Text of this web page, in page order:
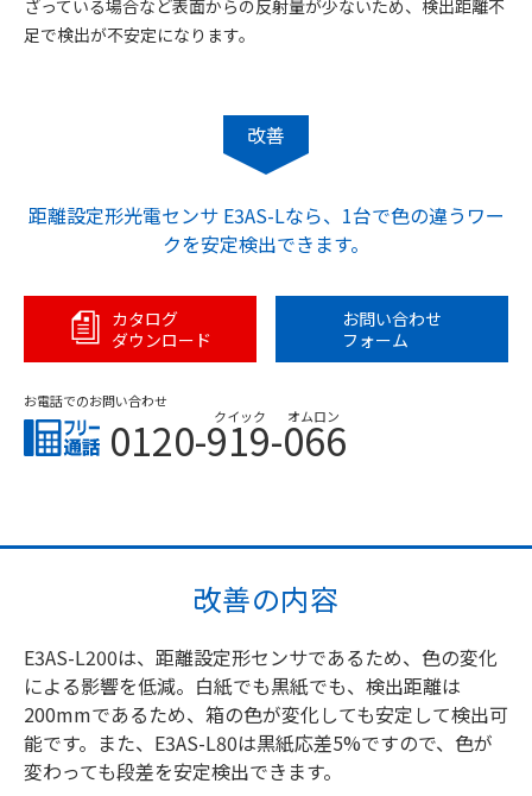
ざっている場合など表面からの反射量が少ないため、検出距離不
足で検出が不安定になります。
改善
距離設定形光電センサ E3AS-Lなら、1台で色の違うワー
クを安定検出できます。
カタログ
ダウンロード
お問い合わせ
フォーム
お電話でのお問い合わせ
0120-919-066
クイック オムロン
改善の内容
E3AS-L200は、距離設定形センサであるため、色の変化
による影響を低減。白紙でも黒紙でも、検出距離は
200mmであるため、箱の色が変化しても安定して検出可
能です。また、E3AS-L80は黒紙応差5%ですので、色が
変わっても段差を安定検出できます。